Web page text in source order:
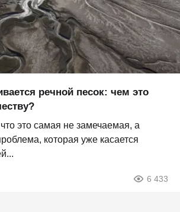
речной песок: чем это
это самая не замечаемая, а
которая уже касается
6 433